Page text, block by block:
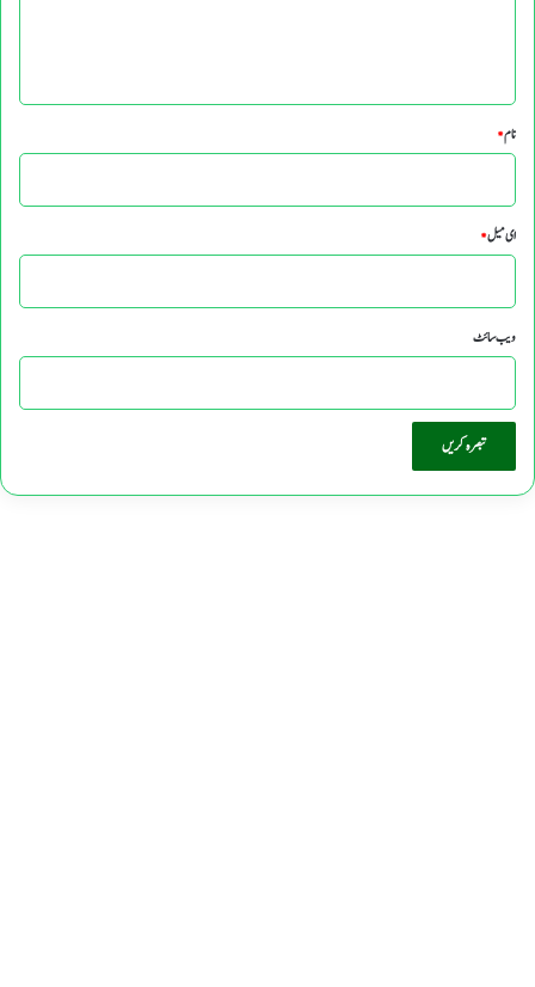
نام*
ای میل*
ویب‌ سائٹ